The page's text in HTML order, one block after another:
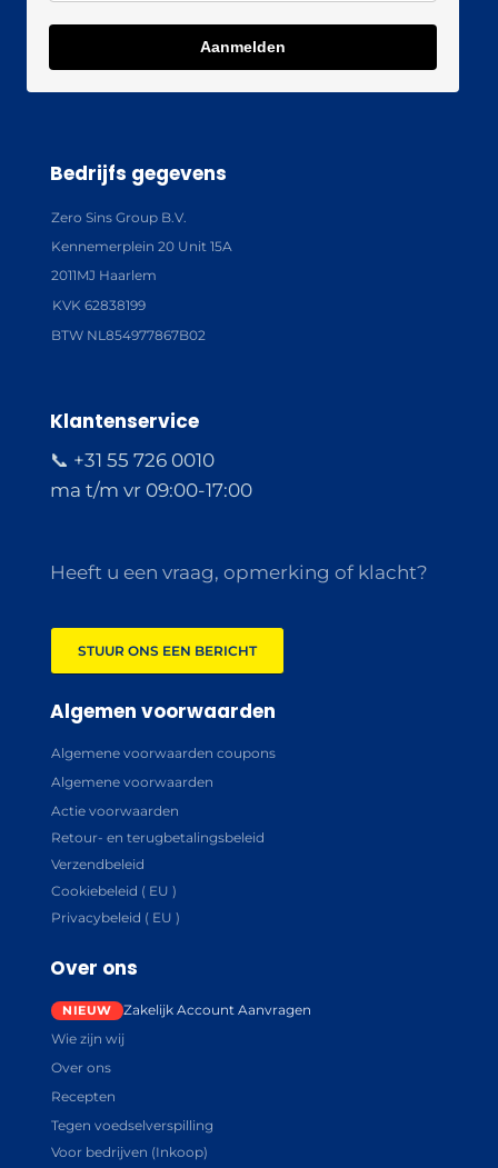
Aanmelden
Bedrijfs gegevens
Zero Sins Group B.V.
Kennemerplein 20 Unit 15A
2011MJ Haarlem
KVK 62838199
BTW NL854977867B02
Klantenservice
📞 +31 55 726 0010
ma t/m vr 09:00-17:00
Heeft u een vraag, opmerking of klacht?
STUUR ONS EEN BERICHT
Algemen voorwaarden
Algemene voorwaarden coupons
Algemene voorwaarden
Actie voorwaarden
Retour- en terugbetalingsbeleid
Verzendbeleid
Cookiebeleid ( EU )
Privacybeleid ( EU )
Over ons
Zakelijk Account Aanvragen
Wie zijn wij
Over ons
Recepten
Tegen voedselverspilling
Voor bedrijven (Inkoop)